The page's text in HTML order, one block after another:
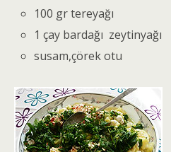
100 gr tereyağı
1 çay bardağı zeytinyağı
susam,çörek otu